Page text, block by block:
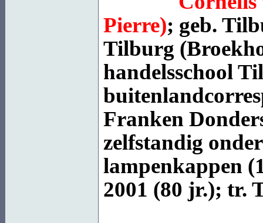
Pierre); geb.
Tilburg
handelsschool
Franken
zelfstandig
lampenkappen
2001 (80 jr.); tr.